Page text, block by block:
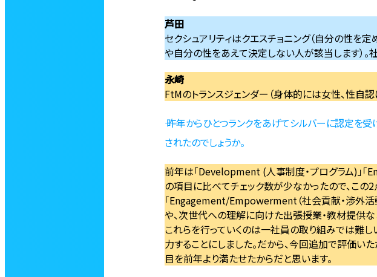
芦田
セクシュアリティはクエスチョニング（自分の性を
や自分の性をあえて決定しない人が該当します）。
永崎
FtMのトランスジェンダー（身体的には女性、性自
―― 昨年からひとつランクをあげてシルバーに認定を
されたのでしょうか。
前年は「Development (人事制度・プログラム)」
の項目に比べてチェック数が少なかったので、この
「Engagement/Empowerment（社会貢献・渉外活
や、次世代への理解に向けた出張授業・教材提供
これらを行っていくのは一社員の取り組みでは難
力することにしました。だから、今回追加で評価い
目を前年より満たせたからだと思います。